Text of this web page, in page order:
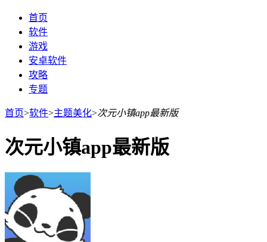
首页
软件
游戏
安卓软件
攻略
专题
首页>软件>主题美化>次元小镇app最新版
次元小镇app最新版